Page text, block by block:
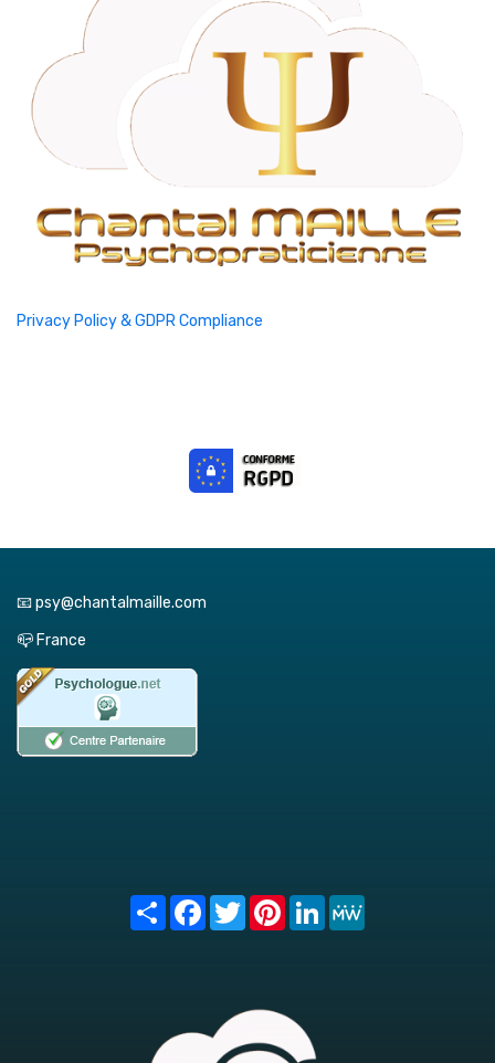
Privacy Policy & GDPR Compliance
📧 psy@chantalmaille.com
📪 France
Share FacebookTwitterPinterest
LinkedIn